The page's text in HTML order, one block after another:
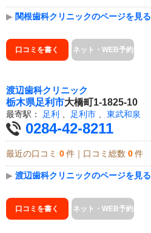
▶ 関根歯科クリニックのページを見る
口コミを書く ネット・WEB予約
渡辺歯科クリニック
栃木県足利市大橋町1-1825-10
最寄駅： 足利 、 足利市 、 東武和泉
0284-42-8211
最近の口コミ 0 件｜口コミ総数 0 件
▶ 渡辺歯科クリニックのページを見る
口コミを書く ネット・WEB予約